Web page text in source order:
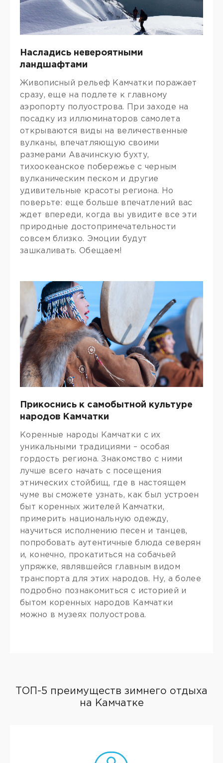
Насладись невероятными
ландшафтами
Живописный рельеф Камчатки поражает
сразу, еще на подлете к главному
аэропорту полуострова. При заходе на
посадку из иллюминаторов самолета
открываются виды на величественные
вулканы, впечатляющую своими
размерами Авачинскую бухту,
тихоокеанское побережье с черным
вулканическим песком и другие
удивительные красоты региона. Но
поверьте: еще больше впечатлений вас
ждет впереди, когда вы увидите все эти
природные достопримечательности
совсем близко. Эмоции будут
зашкаливать. Обещаем!
Прикоснись к самобытной культуре
народов Камчатки
Коренные народы Камчатки с их
уникальными традициями – особая
гордость региона. Знакомство с ними
лучше всего начать с посещения
этнических стойбищ, где в настоящем
чуме вы сможете узнать, как был устроен
быт коренных жителей Камчатки,
примерить национальную одежду,
научиться исполнению песен и танцев,
попробовать аутентичные блюда северян
и, конечно, прокатиться на собачьей
упряжке, являвшейся главным видом
транспорта для этих народов. Ну, а более
подробно познакомиться с историей и
бытом коренных народов Камчатки
можно в музеях полуострова.
ТОП-5 преимуществ зимнего отдыха
на Камчатке